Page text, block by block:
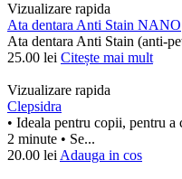
Vizualizare rapida
Ata dentara Anti Stain NANO
Ata dentara Anti Stain (anti-
25.00 lei Citește mai mult
Vizualizare rapida
Clepsidra
• Ideala pentru copii, pentru
2 minute • Se...
20.00 lei Adauga in cos